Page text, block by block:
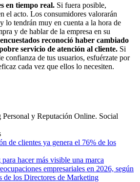
en tiempo real. Si fuera posible,
el acto. Los consumidores valorarán
lo tendrán muy en cuenta a la hora de
y de hablar de la empresa en su
reconoció haber cambiado
servicio de atención al cliente. Si
confianza de tus usuarios, esfuérzate por
cada vez que ellos lo necesiten.
y Reputación Online. Social
de clientes ya genera el 76% de los
hacer más visible una marca
empresariales en 2026, según
de los Directores de Marketing